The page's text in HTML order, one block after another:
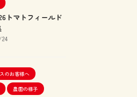
トマトフィールド
のお客様へ
農園の様子